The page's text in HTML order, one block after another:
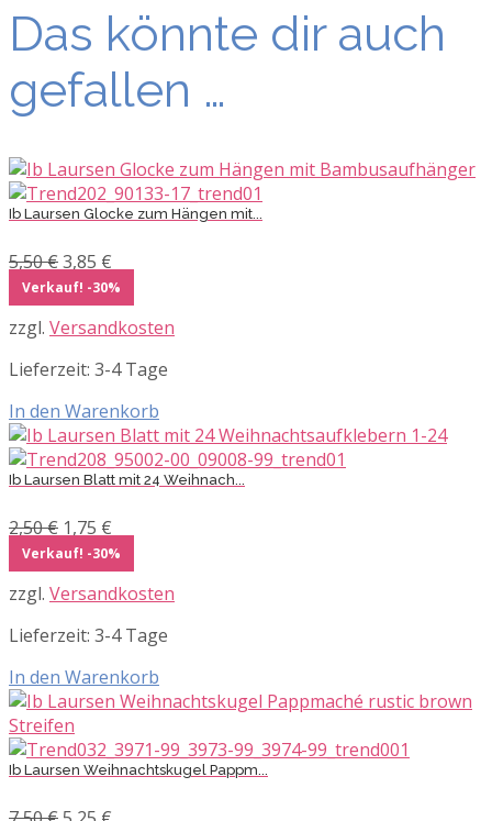
Das könnte dir auch
gefallen …
Ib Laursen Glocke zum Hängen mit...
5,50€Ursprünglicher
Preis
war:
5,50 €
3,85 €
Preis
ist:
3,85 €.
Verkauf! -30%
zzgl. Versandkosten
Lieferzeit: 3-4 Tage
In den Warenkorb
Ib Laursen Blatt mit 24 Weihnach...
2,50€ Ursprünglicher
Preis
war:
2,50 €
1,75 €
Preis
ist:
1,75 €.
Verkauf! -30%
zzgl. Versandkosten
Lieferzeit: 3-4 Tage
In den Warenkorb
Ib Laursen Weihnachtskugel Pappm...